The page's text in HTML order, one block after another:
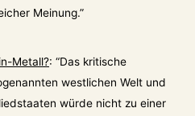
Meinung.”
Metall?: “Das kritische
westlichen Welt und
würde nicht zu einer